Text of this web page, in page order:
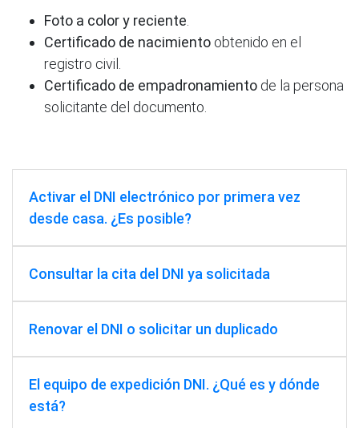
Foto a color y reciente
Certificado de nacimiento obtenido en el
registro civil.
Certificado de empadronamiento de la persona
solicitante del documento.
Activar el DNI electrónico por primera vez
desde casa. ¿Es posible?
Consultar la cita del DNI ya solicitada
Renovar el DNI o solicitar un duplicado
El equipo de expedición DNI. ¿Qué es y dónde
está?